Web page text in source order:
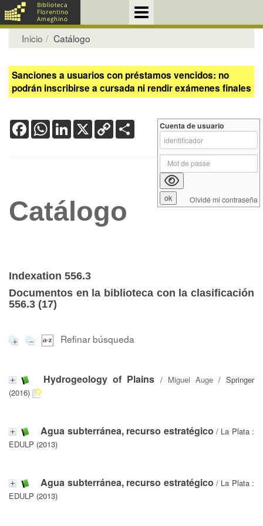
Inicio Catálogo
Sanciones a usuarios con préstamos vencidos: no
podrán inscribirse a cursada ni rendir exámenes finales
FacebookWhatsApp
LinkedIn
X Copy
Link
Catálogo
Indexation 556.3
Documentos en la biblioteca con la clasificación
556.3 (17)
Refinar búsqueda
Hydrogeology of Plains / Miguel Auge/ Springer
(2016)
Agua subterránea, recurso estratégico / La Plata :
EDULP (2013)
Agua subterránea, recurso estratégico / La Plata :
EDULP (2013)
Cuenta de usuario
Olvidé mi contraseña